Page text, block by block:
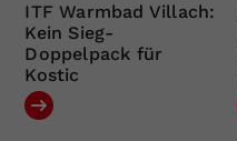
ITF Warmbad Villach:
Kein Sieg-
Doppelpack für
Kostic